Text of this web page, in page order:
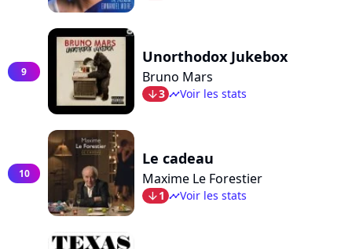
9
Unorthodox Jukebox
Bruno Mars
arrow_bot3 timelineVoir les stats
10
Le cadeau
Maxime Le Forestier
arrow_bot1 timelineVoir les stats